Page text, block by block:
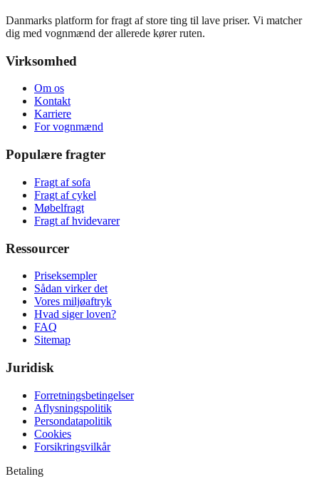
Danmarks platform for fragt af store ting til lave priser. Vi matcher
dig med vognmænd der allerede kører ruten.
Virksomhed
Om os
Kontakt
Karriere
For vognmænd
Populære fragter
Fragt af sofa
Fragt af cykel
Møbelfragt
Fragt af hvidevarer
Ressourcer
Priseksempler
Sådan virker det
Vores miljøaftryk
Hvad siger loven?
FAQ
Sitemap
Juridisk
Forretningsbetingelser
Aflysningspolitik
Persondatapolitik
Cookies
Forsikringsvilkår
Betaling